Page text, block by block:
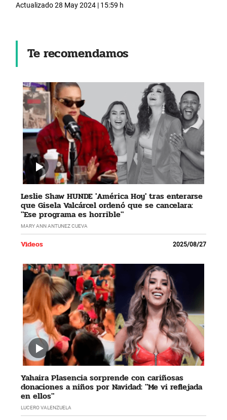
Actualizado28 May 2024 | 15:59 h
Te recomendamos
Leslie Shaw HUNDE 'América Hoy' tras enterarse
que Gisela Valcárcel ordenó que se cancelara:
"Ese programa es horrible"
MARY ANN ANTUNEZ CUEVA
Videos 2025/08/27
Yahaira Plasencia sorprende con cariñosas
donaciones a niños por Navidad: "Me vi reflejada
en ellos"
LUCERO VALENZUELA